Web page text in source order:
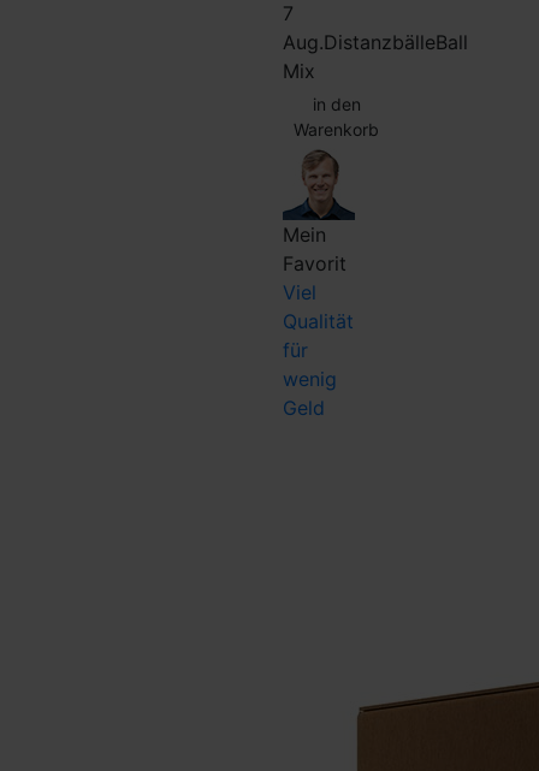
7
Aug.DistanzbälleBall
Mix
in den
Warenkorb
Mein
Favorit
Viel
Qualität
für
wenig
Geld